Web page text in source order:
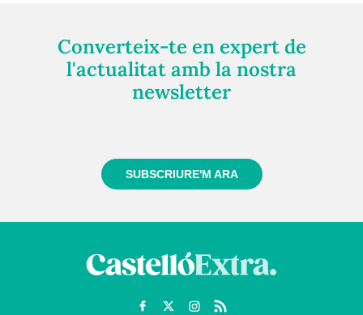
Converteix-te en expert de
l'actualitat amb la nostra
newsletter
SUBSCRIURE'M ARA